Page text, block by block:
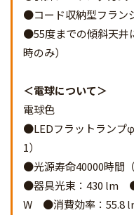
●コード収納型フラン
●55度までの傾斜天井
時のみ）
電球について
電球色
●LEDフラットランプ
1）
●光源寿命40000時間
●器具光束：430 lm
W ●消費効率：55.8